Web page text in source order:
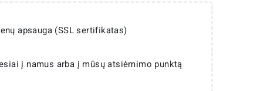
apsauga (SSL sertifikatas)
į namus arba į mūsų atsiėmimo punktą